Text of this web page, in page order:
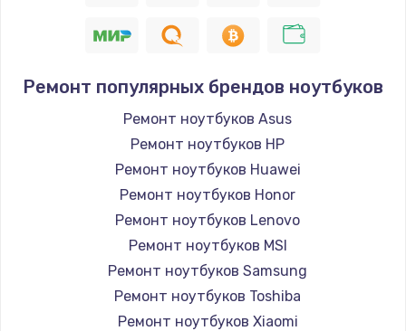
Ремонт популярных брендов ноутбуков
Ремонт ноутбуков Asus
Ремонт ноутбуков HP
Ремонт ноутбуков Huawei
Ремонт ноутбуков Honor
Ремонт ноутбуков Lenovo
Ремонт ноутбуков MSI
Ремонт ноутбуков Samsung
Ремонт ноутбуков Toshiba
Ремонт ноутбуков Xiaomi